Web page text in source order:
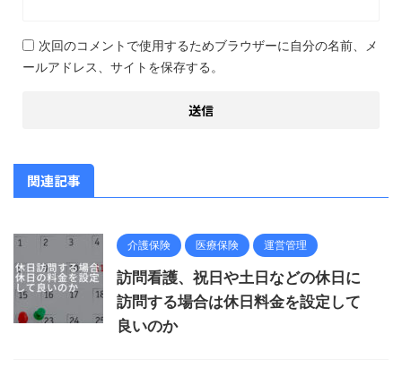
次回のコメントで使用するためブラウザーに自分の名前、メ
ールアドレス、サイトを保存する。
関連記事
介護保険 医療保険 運営管理
訪問看護、祝日や土日などの休日に
訪問する場合は休日料金を設定して
良いのか